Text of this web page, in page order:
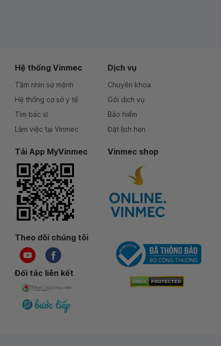
Hệ thống Vinmec
Tầm nhìn sứ mệnh
Hệ thống cơ sở y tế
Tìm bác sĩ
Làm việc tại Vinmec
Dịch vụ
Chuyên khoa
Gói dịch vụ
Bảo hiểm
Đặt lịch hẹn
Tải App MyVinmec Vinmec shop
Theo dõi chúng tôi
Đối tác liên kết